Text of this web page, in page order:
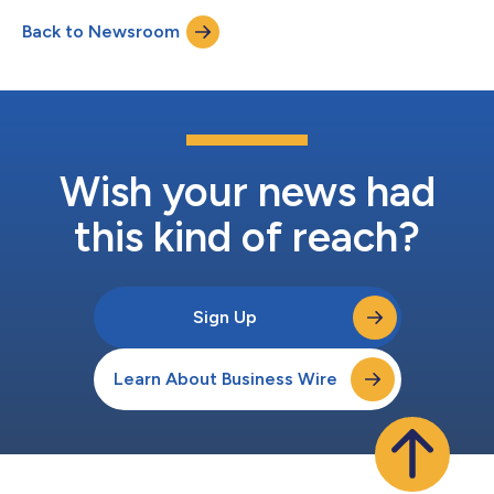
activabeheer, zijn deze applicaties ontwikkeld rond de
specifieke uitvalmodi, procesdynamiek en regelgevende
verplichtingen van activiteiten voor ene...
Back to Newsroom
Wish your news had
this kind of reach?
Sign Up
Learn About Business Wire